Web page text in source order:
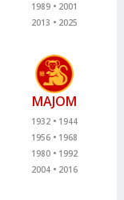
1989
2001
2013
2025
MAJOM
1932
1944
1956
1968
1980
1992
2004
2016